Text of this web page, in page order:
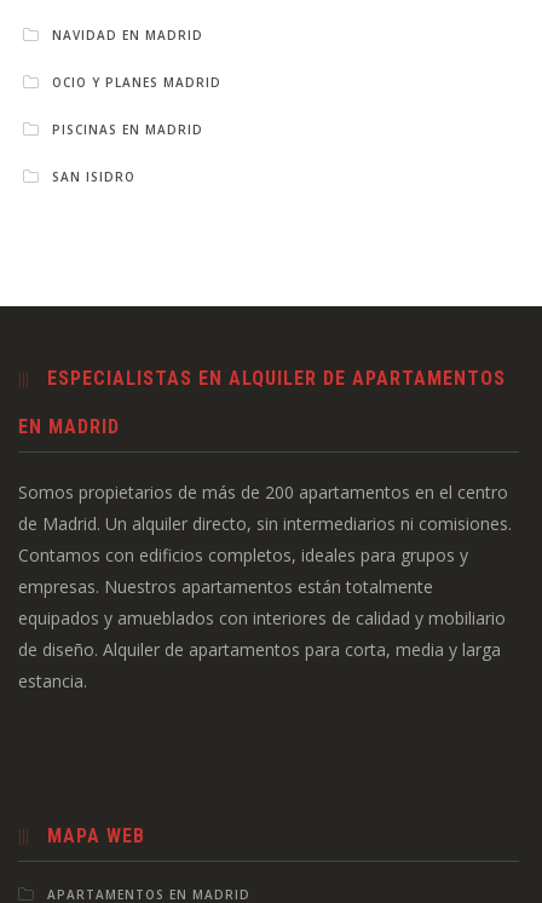
NAVIDAD EN MADRID
OCIO Y PLANES MADRID
PISCINAS EN MADRID
SAN ISIDRO
ESPECIALISTAS EN ALQUILER DE APARTAMENTOS
EN MADRID
Somos propietarios de más de 200 apartamentos en el centro
de Madrid. Un alquiler directo, sin intermediarios ni comisiones.
Contamos con edificios completos, ideales para grupos y
empresas. Nuestros apartamentos están totalmente
equipados y amueblados con interiores de calidad y mobiliario
de diseño. Alquiler de apartamentos para corta, media y larga
estancia.
MAPA WEB
APARTAMENTOS EN MADRID